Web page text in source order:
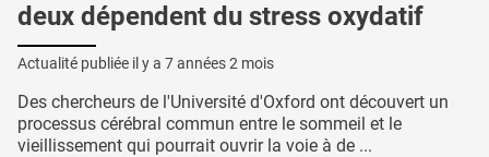
deux dépendent du stress oxydatif
Actualité publiée il y a 7 années 2 mois
Des chercheurs de l'Université d'Oxford ont découvert un
processus cérébral commun entre le sommeil et le
vieillissement qui pourrait ouvrir la voie à de ...